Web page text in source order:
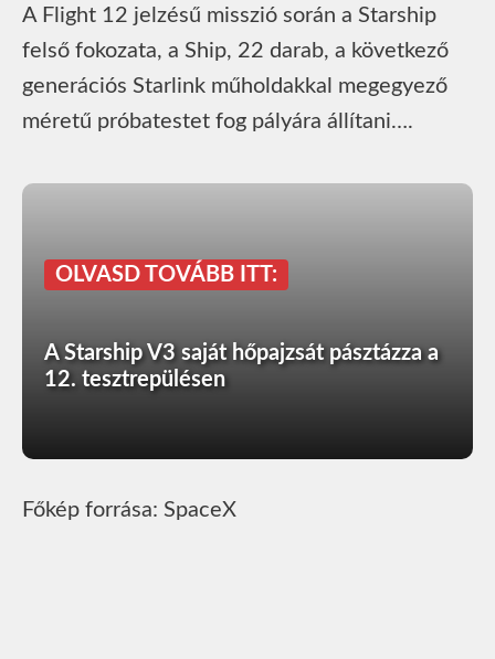
A Flight 12 jelzésű misszió során a Starship
felső fokozata, a Ship, 22 darab, a következő
generációs Starlink műholdakkal megegyező
méretű próbatestet fog pályára állítani….
OLVASD TOVÁBB ITT:
A Starship V3 saját hőpajzsát pásztázza a
12. tesztrepülésen
Főkép forrása: SpaceX